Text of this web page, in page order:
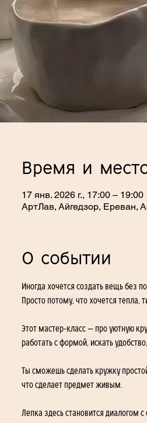
Время и
17 янв. 2026 г., 17:00 – 19:00
АртЛав, Айгедзор, Ереван,
О событии
Иногда хочется создать вещь без
Просто потому, что хочется тепла,
Этот мастер-класс — про уютную
работать с формой, искать
Ты сможешь сделать кружку
что сделает предмет живым.
Лепка здесь становится диалогом